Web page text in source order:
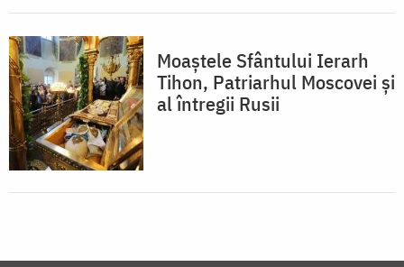
Moaștele Sfântului Ierarh
Tihon, Patriarhul Moscovei și
al întregii Rusii